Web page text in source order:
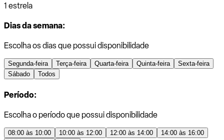
1 estrela
Dias da semana:
Escolha os dias que possui disponibilidade
Segunda-feira Terça-feira Quarta-feira Quinta-feira
Sexta-feira
Sábado
Todos
Período:
Escolha o período que possui disponibilidade
08:00 às 10:00 10:00 às 12:00 12:00 às 14:00
14:00 às 16:00